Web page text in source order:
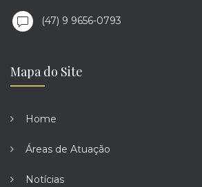
(47) 9 9656-0793
Mapa do Site
Home
Áreas de Atuação
Notícias